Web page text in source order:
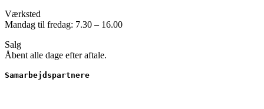
Værksted
Mandag til fredag: 7.30 – 16.00
Salg
Åbent alle dage efter aftale.
Samarbejdspartnere